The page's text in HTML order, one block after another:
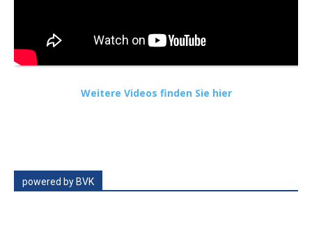
Weitere Videos finden Sie hier
powered by BVK